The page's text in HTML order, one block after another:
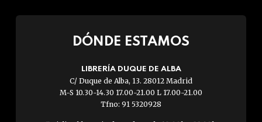
DÓNDE ESTAMOS
LIBRERÍA DUQUE DE ALBA
C/ Duque de Alba, 13. 28012 Madrid
M-S 10.30-14.30 17.00-21.00 L 17.00-21.00
Tfno: 91 5320928